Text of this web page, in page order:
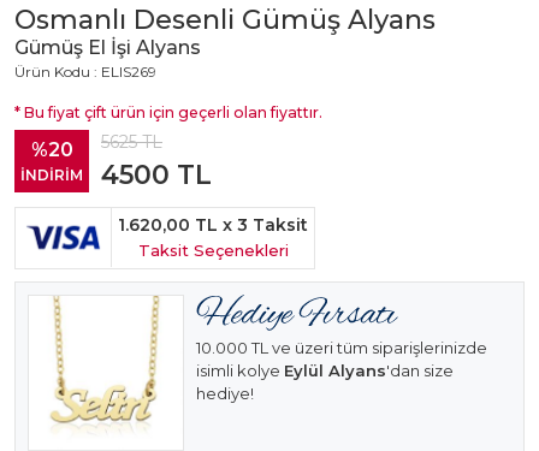
Osmanlı Desenli Gümüş Alyans
Gümüş El İşi Alyans
Ürün Kodu : ELIS269
* Bu fiyat çift ürün için geçerli olan fiyattır.
%20
İNDİRİM
5625TL
4500 TL
1.620,00 TL x 3 Taksit
Taksit Seçenekleri
10.000 TL ve üzeri tüm siparişlerinizde
isimli kolye Eylül Alyans'dan size
hediye!